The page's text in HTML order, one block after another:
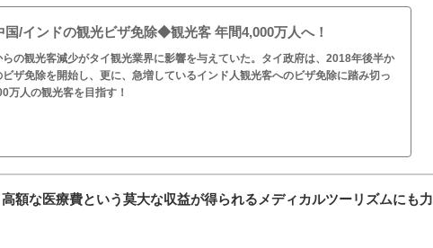
/インドの観光ビザ免除◆観光客 年間4,000万人へ！
の観光客減少がタイ観光業界に影響を与えていた。タイ政府は、2018年後半か
ビザ免除を開始し、更に、急増しているインド人観光客へのビザ免除に踏み切っ
万人の観光客を目指す！
額な医療費という莫大な収益が得られるメディカルツーリズムにも力